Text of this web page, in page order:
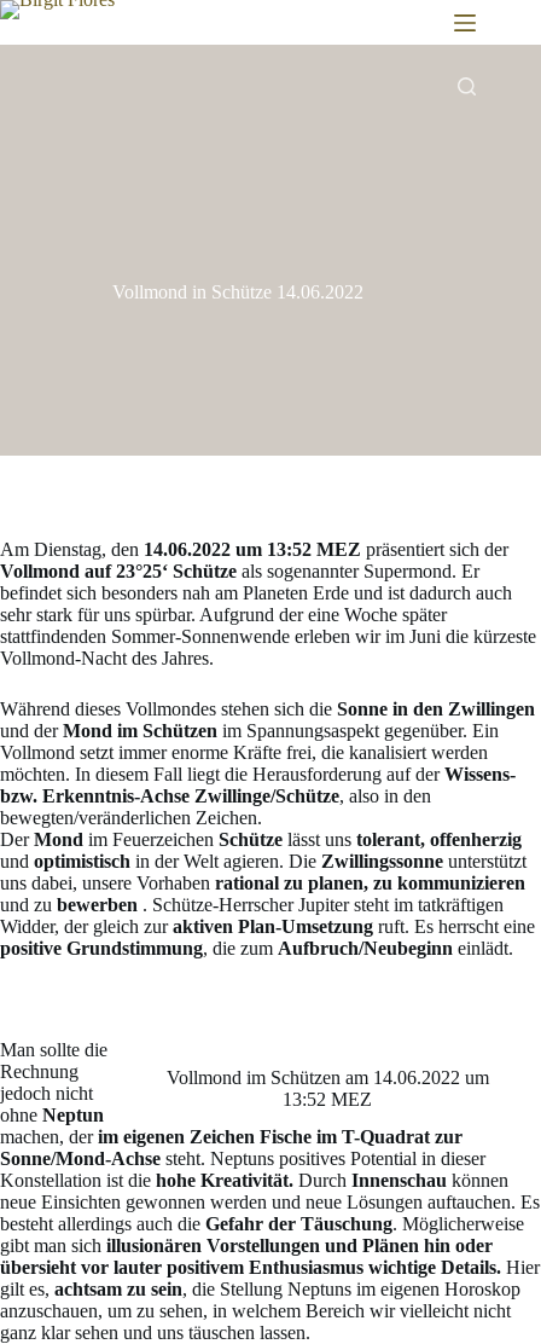
Zum
Vollmond in Schütze 14.06.2022
Am Dienstag, den 14.06.2022 um 13:52 MEZ präsentiert sich der
Vollmond auf 23°25‘ Schütze als sogenannter Supermond. Er
befindet sich besonders nah am Planeten Erde und ist dadurch auch
sehr stark für uns spürbar. Aufgrund der eine Woche später
stattfindenden Sommer-Sonnenwende erleben wir im Juni die kürzeste
Vollmond-Nacht des Jahres.
Während dieses Vollmondes stehen sich die Sonne in den Zwillingen
und derMond im Schützen im Spannungsaspekt gegenüber. Ein
Vollmond setzt immer enorme Kräfte frei, die kanalisiert werden
möchten. In diesem Fall liegt die Herausforderung auf derWissens-
bzw. Erkenntnis-Achse Zwillinge/Schütze, also in den
bewegten/veränderlichen Zeichen.
DerMond im Feuerzeichen Schütze lässt uns tolerant, offenherzig
und optimistisch in der Welt agieren. Die Zwillingssonne unterstützt
uns dabei, unsere Vorhaben rational zu planen, zu kommunizieren
und zu bewerben . Schütze-Herrscher Jupiter steht im tatkräftigen
Widder, der gleich zuraktiven Plan-Umsetzung ruft. Es herrscht eine
positive Grundstimmung, die zum Aufbruch/Neubeginn einlädt.
Vollmond im Schützen am 14.06.2022 um
13:52 MEZ
Man sollte die
Rechnung
jedoch nicht
ohne Neptun
machen, derim eigenen Zeichen Fische im T-Quadrat zur
Sonne/Mond-Achse steht. Neptuns positives Potential in dieser
Konstellation ist die hohe Kreativität. Durch Innenschau können
neue Einsichten gewonnen werden und neue Lösungen auftauchen. Es
besteht allerdings auch die Gefahr der Täuschung. Möglicherweise
gibt man sich illusionären Vorstellungen und Plänen hin oder
übersieht vor lauter positivem Enthusiasmus wichtige Details. Hier
gilt es, achtsam zu sein, die Stellung Neptuns im eigenen Horoskop
anzuschauen, um zu sehen, in welchem Bereich wir vielleicht nicht
ganz klar sehen und uns täuschen lassen.